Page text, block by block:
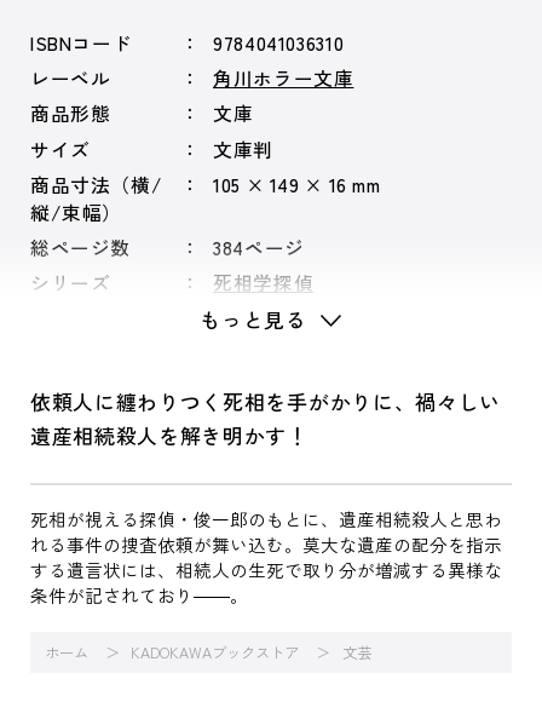
ISBNコード
9784041036310
レーベル
角川ホラー文庫
商品形態
文庫
サイズ
文庫判
商品寸法（横/
縦/束幅）
105 × 149 × 16 mm
総ページ数
384ページ
シリーズ
死相学探偵
もっと見る
依頼人に纏わりつく死相を手がかりに、禍々しい
遺産相続殺人を解き明かす！
死相が視える探偵・俊一郎のもとに、遺産相続殺人と思わ
れる事件の捜査依頼が舞い込む。莫大な遺産の配分を指示
する遺言状には、相続人の生死で取り分が増減する異様な
条件が記されており――。
ホーム KADOKAWAブックストア 文芸